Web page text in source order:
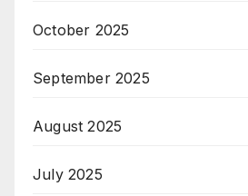
October 2025
September 2025
August 2025
July 2025